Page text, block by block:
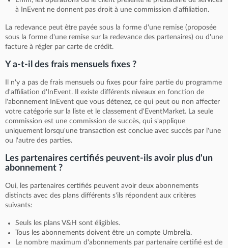
à InEvent ne donnent pas droit à une commission d'affiliation.
La redevance peut être payée sous la forme d'une remise (proposée
sous la forme d'une remise sur la redevance des partenaires) ou d'une
facture à régler par carte de crédit.
Y a-t-il des frais mensuels fixes ?
Il n'y a pas de frais mensuels ou fixes pour faire partie du programme
d'affiliation d'InEvent. Il existe différents niveaux en fonction de
l'abonnement InEvent que vous détenez, ce qui peut ou non affecter
votre catégorie sur la liste et le classement d'EventMarket. La seule
commission est une commission de succès, qui s'applique
uniquement lorsqu'une transaction est conclue avec succès par l'une
ou l'autre des parties.
Les partenaires certifiés peuvent-ils avoir plus d'un
abonnement ?
Oui, les partenaires certifiés peuvent avoir deux abonnements
distincts avec des plans différents s'ils répondent aux critères
suivants:
Seuls les plans V&H sont éligibles.
Tous les abonnements doivent être un compte Umbrella.
Le nombre maximum d'abonnements par partenaire certifié est de